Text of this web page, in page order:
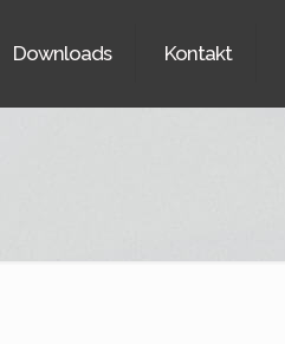
Downloads Kontakt